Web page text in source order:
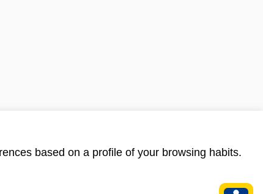
based on a profile of your browsing habits.